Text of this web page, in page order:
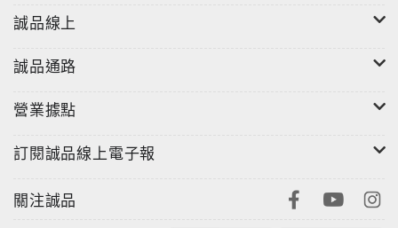
誠品線上
誠品通路
營業據點
訂閱誠品線上電子報
關注誠品